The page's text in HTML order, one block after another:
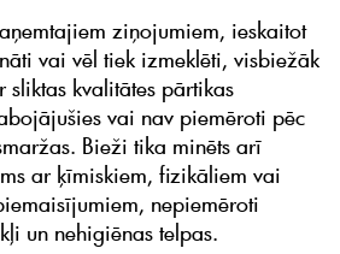
ziņojumiem, ieskaitot
vai vēl tiek izmeklēti, visbiežāk
kvalitātes pārtikas
vai nav piemēroti pēc
Bieži tika minēts arī
ar ķīmiskiem, fizikāliem vai
nepiemēroti
un nehigiēnas telpas.